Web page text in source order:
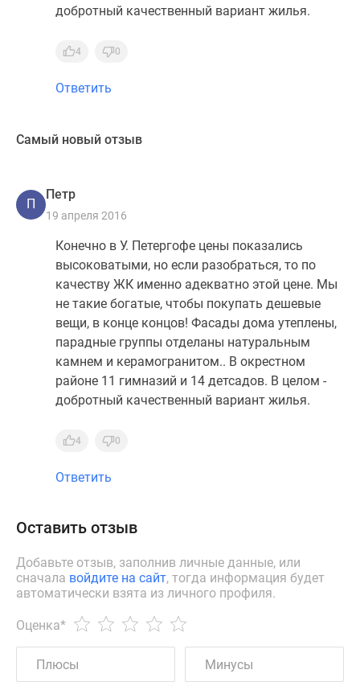
добротный качественный вариант жилья.
4 0
Ответить
Самый новый отзыв
П
Петр
19 апреля 2016
Конечно в У. Петергофе цены показались
высоковатыми, но если разобраться, то по
качеству ЖК именно адекватно этой цене. Мы
не такие богатые, чтобы покупать дешевые
вещи, в конце концов! Фасады дома утеплены,
парадные группы отделаны натуральным
камнем и керамогранитом.. В окрестном
районе 11 гимназий и 14 детсадов. В целом -
добротный качественный вариант жилья.
4 0
Ответить
Оставить отзыв
Добавьте отзыв, заполнив личные данные, или
сначала войдите на сайт, тогда информация будет
автоматически взята из личного профиля.
Оценка*